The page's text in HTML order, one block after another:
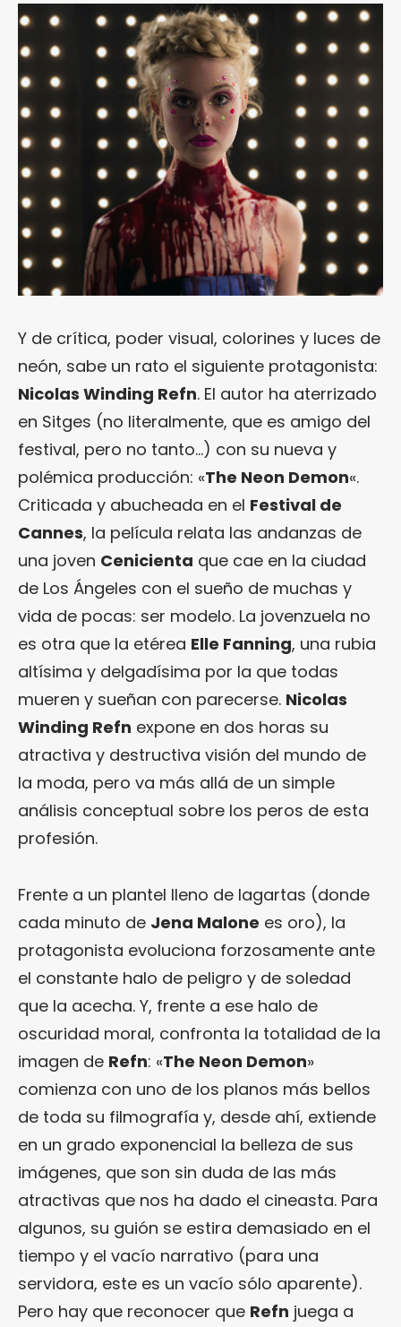
Y de crítica, poder visual, colorines y luces de
neón, sabe un rato el siguiente protagonista:
Nicolas Winding Refn. El autor ha aterrizado
en Sitges (no literalmente, que es amigo del
festival, pero no tanto…) con su nueva y
polémica producción: «The Neon Demon«.
Criticada y abucheada en el Festival de
Cannes, la película relata las andanzas de
una joven Cenicienta que cae en la ciudad
de Los Ángeles con el sueño de muchas y
vida de pocas: ser modelo. La jovenzuela no
es otra que la etérea Elle Fanning, una rubia
altísima y delgadísima por la que todas
mueren y sueñan con parecerse. Nicolas
Winding Refn expone en dos horas su
atractiva y destructiva visión del mundo de
la moda, pero va más allá de un simple
análisis conceptual sobre los peros de esta
profesión.
Frente a un plantel lleno de lagartas (donde
cada minuto de Jena Malone es oro), la
protagonista evoluciona forzosamente ante
el constante halo de peligro y de soledad
que la acecha. Y, frente a ese halo de
oscuridad moral, confronta la totalidad de la
imagen de Refn: «The Neon Demon»
comienza con uno de los planos más bellos
de toda su filmografía y, desde ahí, extiende
en un grado exponencial la belleza de sus
imágenes, que son sin duda de las más
atractivas que nos ha dado el cineasta. Para
algunos, su guión se estira demasiado en el
tiempo y el vacío narrativo (para una
servidora, este es un vacío sólo aparente).
Pero hay que reconocer que Refn juega a